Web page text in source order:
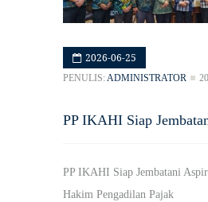
2026-06-25
PENULIS:ADMINISTRATOR
PP IKAHI Siap
PP IKAHI Siap Jembatani
Hakim Pengadilan Pajak